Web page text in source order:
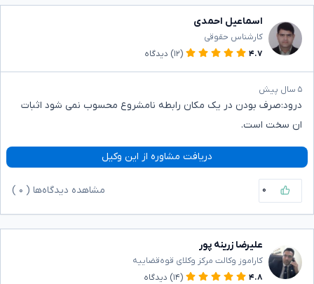
اسماعیل احمدی
کارشناس حقوقی
۴.۷
(۱۲) دیدگاه
۵ سال پیش
درود:صرف بودن در یک مکان رابطه نامشروع محسوب نمی شود اثبات
ان سخت است.
دریافت مشاوره از این وکیل
۰ مشاهده دیدگاه‌ها ( ۰
علیرضا زرینه پور
کاراموز وکالت مرکز وکلای قوه‌قضاییه
۴.۸
(۱۴) دیدگاه